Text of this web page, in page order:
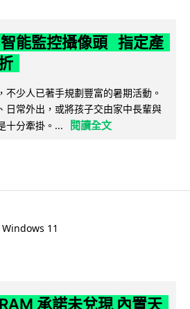
能監控攝像頭 指定產
不少人已著手規劃豐富的暑期活動。
日常外出，或將孩子交由家中長輩與
十分牽掛。...
閱讀全文
Windows 11
承諾未兌現 內置天